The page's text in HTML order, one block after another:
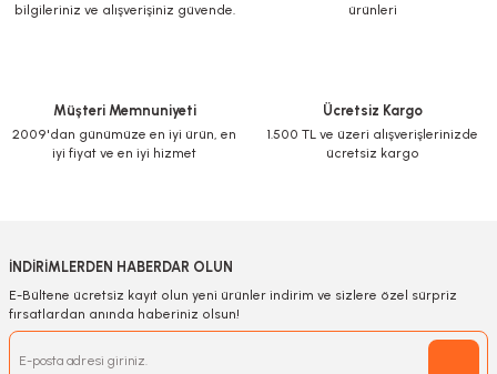
bilgileriniz ve alışverişiniz güvende.
ürünleri
Müşteri Memnuniyeti
2009'dan günümüze en iyi ürün, en
iyi fiyat ve en iyi hizmet
Ücretsiz Kargo
1.500 TL ve üzeri alışverişlerinizde
ücretsiz kargo
İNDİRİMLERDEN HABERDAR OLUN
E-Bültene ücretsiz kayıt olun yeni ürünler indirim ve sizlere özel sürpriz
fırsatlardan anında haberiniz olsun!